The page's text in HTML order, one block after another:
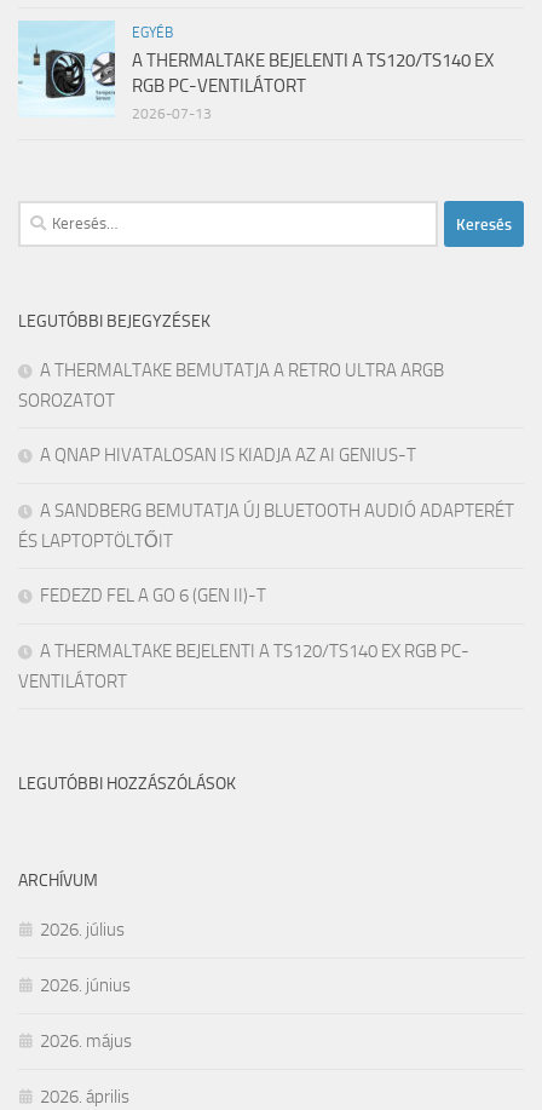
EGYÉB
A THERMALTAKE BEJELENTI A TS120/TS140 EX
RGB PC-VENTILÁTORT
2026-07-13
Keresés:
LEGUTÓBBI BEJEGYZÉSEK
A THERMALTAKE BEMUTATJA A RETRO ULTRA ARGB
SOROZATOT
A QNAP HIVATALOSAN IS KIADJA AZ AI GENIUS-T
A SANDBERG BEMUTATJA ÚJ BLUETOOTH AUDIÓ ADAPTERÉT
ÉS LAPTOPTÖLTŐIT
FEDEZD FEL A GO 6 (GEN II)-T
A THERMALTAKE BEJELENTI A TS120/TS140 EX RGB PC-
VENTILÁTORT
LEGUTÓBBI HOZZÁSZÓLÁSOK
ARCHÍVUM
2026. július
2026. június
2026. május
2026. április